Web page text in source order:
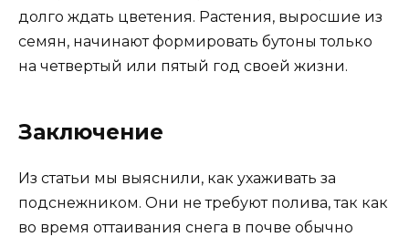
долго ждать цветения. Растения, выросшие из
семян, начинают формировать бутоны только
на четвертый или пятый год своей жизни.
Заключение
Из статьи мы выяснили, как ухаживать за
подснежником. Они не требуют полива, так как
во время оттаивания снега в почве обычно